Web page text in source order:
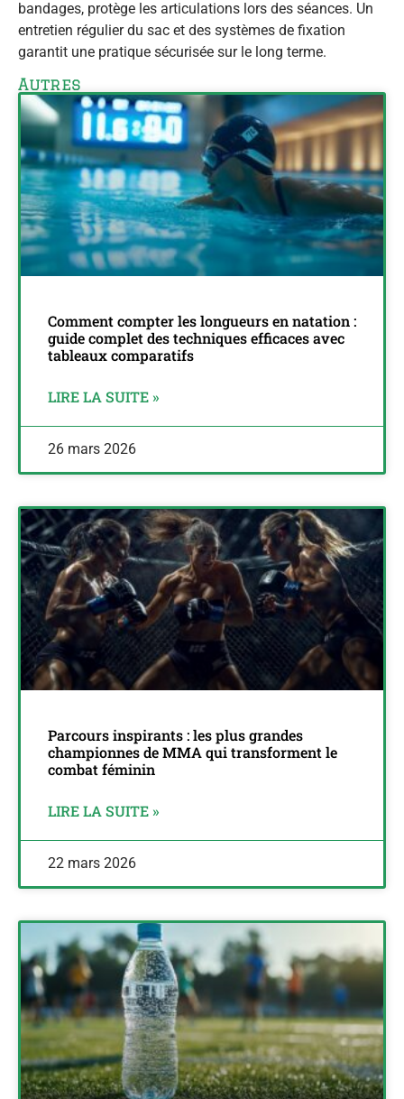
Autres
Comment compter les longueurs en natation :
guide complet des techniques efficaces avec
tableaux comparatifs
LIRE LA SUITE »
26 mars 2026
Parcours inspirants : les plus grandes
championnes de MMA qui transforment le
combat féminin
LIRE LA SUITE »
22 mars 2026
bandages, protège les articulations lors des séances. Un
entretien régulier du sac et des systèmes de fixation
garantit une pratique sécurisée sur le long terme.